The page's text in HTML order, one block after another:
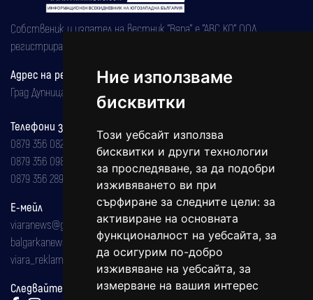
Ние използваме
бисквитки
Този уебсайт използва
бисквитки и други технологии
за проследяване, за да подобри
изживяването ви при
сърфиране за следните цели: за
активиране на основната
функционалност на уебсайта, за
да осигурим по-добро
изживяване на уебсайта, за
измерване на вашия интерес
Собственик и издател на вестник "Вяра" е "АВС КО" ООД,
регистрирана на 08.05.2002 година.
Адрес на редакцията
Град Дупница, ул.''Христо Ботев" 43
Телефони за реклама и абонаменти
0879 356 082
0879 356 098
0879 356 289
Е-мейл
viaranews@gmail.com
balgarkanews@gmail.com
viara_reklama@mail.bg
Следвайте ни: